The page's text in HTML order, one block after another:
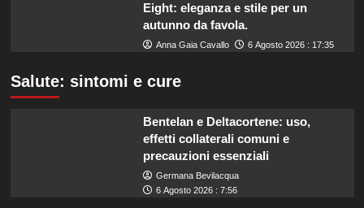
Eight: eleganza e stile per un
autunno da favola.
Anna Gaia Cavallo 6 Agosto 2026 : 17:35
Salute: sintomi e cure
Bentelan e Deltacortene: uso,
effetti collaterali comuni e
precauzioni essenziali
Germana Bevilacqua
6 Agosto 2026 : 7:56